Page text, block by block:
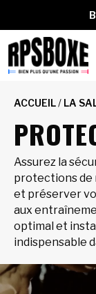
ACCUEIL/ LA
Assurez la
protections de
et préserver
aux
optimal et
indispensable